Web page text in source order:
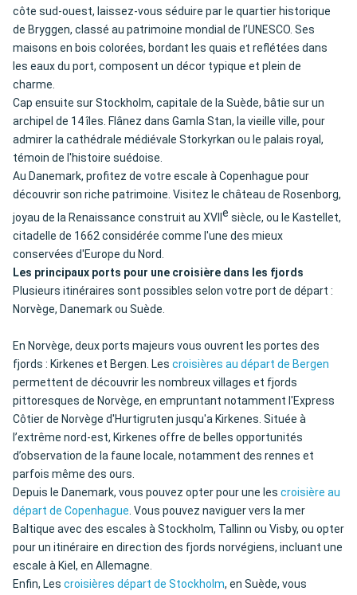
côte sud-ouest, laissez-vous séduire par le quartier historique
de Bryggen, classé au patrimoine mondial de l’UNESCO. Ses
maisons en bois colorées, bordant les quais et reflétées dans
les eaux du port, composent un décor typique et plein de
charme.
Cap ensuite sur Stockholm, capitale de la Suède, bâtie sur un
archipel de 14 îles. Flânez dans Gamla Stan, la vieille ville, pour
admirer la cathédrale médiévale Storkyrkan ou le palais royal,
témoin de l'histoire suédoise.
Au Danemark, profitez de votre escale à Copenhague pour
découvrir son riche patrimoine. Visitez le château de Rosenborg,
joyau de la Renaissance construit au XVII e siècle, ou le Kastellet,
citadelle de 1662 considérée comme l'une des mieux
conservées d'Europe du Nord.
Les principaux ports pour une croisière dans les fjords
Plusieurs itinéraires sont possibles selon votre port de départ :
Norvège, Danemark ou Suède.
En Norvège, deux ports majeurs vous ouvrent les portes des
fjords : Kirkenes et Bergen. Les croisières au départ de Bergen
permettent de découvrir les nombreux villages et fjords
pittoresques de Norvège, en empruntant notamment l'Express
Côtier de Norvège d'Hurtigruten jusqu'a Kirkenes. Située à
l’extrême nord-est, Kirkenes offre de belles opportunités
d’observation de la faune locale, notamment des rennes et
parfois même des ours.
Depuis le Danemark, vous pouvez opter pour une les croisière au
départ de Copenhague . Vous pouvez naviguer vers la mer
Baltique avec des escales à Stockholm, Tallinn ou Visby, ou opter
pour un itinéraire en direction des fjords norvégiens, incluant une
escale à Kiel, en Allemagne.
Enfin, Les croisières départ de Stockholm, en Suède, vous